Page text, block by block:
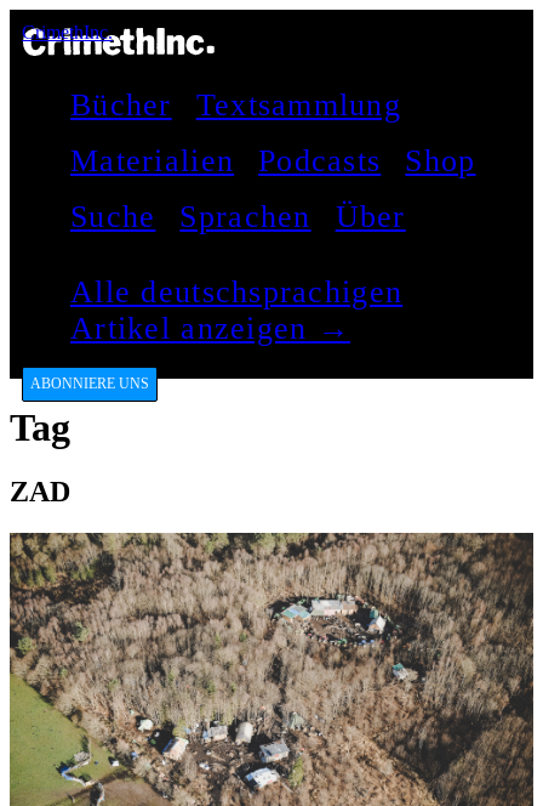
CrimethInc.
Bücher
Textsammlung
Materialien
Podcasts
Shop
Suche
Sprachen Über
Alle deutschsprachigen
Artikel anzeigen →
ABONNIERE UNS
Tag
ZAD